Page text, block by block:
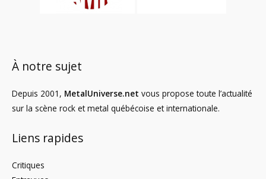
À notre sujet
Depuis 2001, MetalUniverse.net vous propose toute l’actualité
sur la scène rock et metal québécoise et internationale.
Liens rapides
Critiques